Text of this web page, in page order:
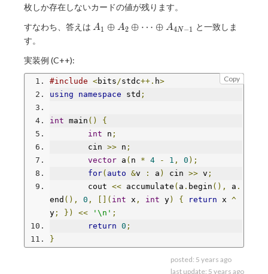
枚しか存在しないカードの値が残ります。
すなわち、答えは A_1
\dots
\oplus
A_{4N-
A1 ⊕ A2 ⊕ ⋯ ⊕ A4N−1
と一致しま
す。
実装例 (C++):
Copy
#include <bits/stdc++. h>
using
namespace std ;
int main ()
{
int n ;
	cin
>> n ;
vector a ( n * 4 - 1 , 0 );
for( auto &v : a ) cin >> v ;
	cout
<< accumulate ( a . begin (), a .
end (), 0 , []( int x , int y) { return x ^
y ; }) << '\n' ;
return 0 ;
}
posted: 5 years ago
last update: 5 years ago